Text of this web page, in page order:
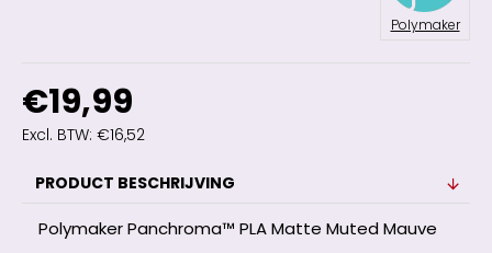
€19,99
Excl. BTW: €16,52
Polymaker
PRODUCT BESCHRIJVING
Polymaker Panchroma™ PLA Matte Muted Mauve